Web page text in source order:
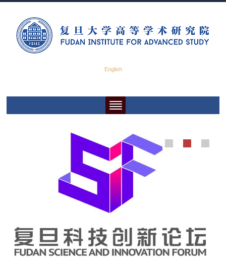
English
颁“复旦-中植科学奖”